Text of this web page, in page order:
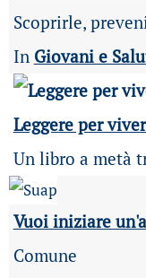
Scoprirle,
In Giovani e
Leggere per
Un libro a metà
Vuoi iniziare
Comune